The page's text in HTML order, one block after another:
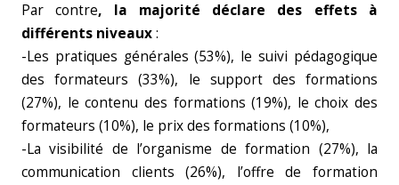
Par contre, la majorité déclare des effets à
différents niveaux:
-Les pratiques générales (53%), le suivi pédagogique
des formateurs (33%), le support des formations
(27%), le contenu des formations (19%), le choix des
formateurs (10%), le prix des formations (10%),
-La visibilité de l’organisme de formation (27%), la
communication clients (26%), l’offre de formation